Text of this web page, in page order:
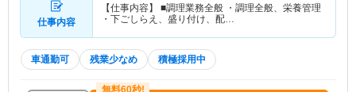
仕事内容
【仕事内容】 ■調理業務全般 ・調理全般、栄養管理
・下ごしらえ、盛り付け、配…
車通勤可 残業少なめ 積極採用中